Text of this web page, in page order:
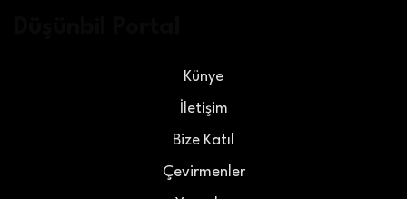
Künye
İletişim
Bize Katıl
Çevirmenler